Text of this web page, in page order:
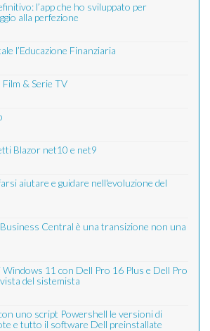
l’app che ho sviluppato per
alla perfezione
l’Educazione Finanziaria
Film & Serie TV
Blazor net10 e net9
aiutare e guidare nell'evoluzione del
Business Central è una transizione non una
Windows 11 con Dell Pro 16 Plus e Dell Pro
del sistemista
uno script Powershell le versioni di
e tutto il software Dell preinstallate